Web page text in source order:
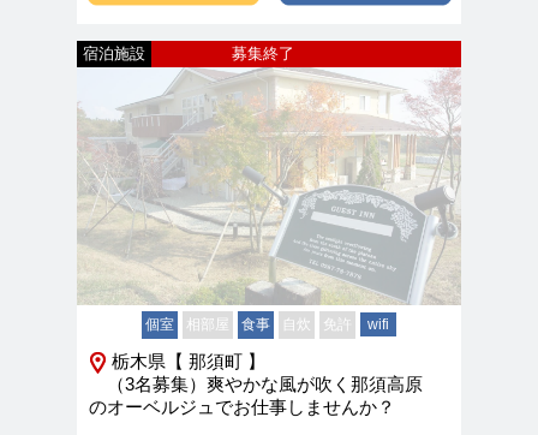
募集終了
宿泊施設
個室 相部屋 食事 自炊 免許 wifi
栃木県【 那須町 】
（3名募集）爽やかな風が吹く那須高原
のオーベルジュでお仕事しませんか？